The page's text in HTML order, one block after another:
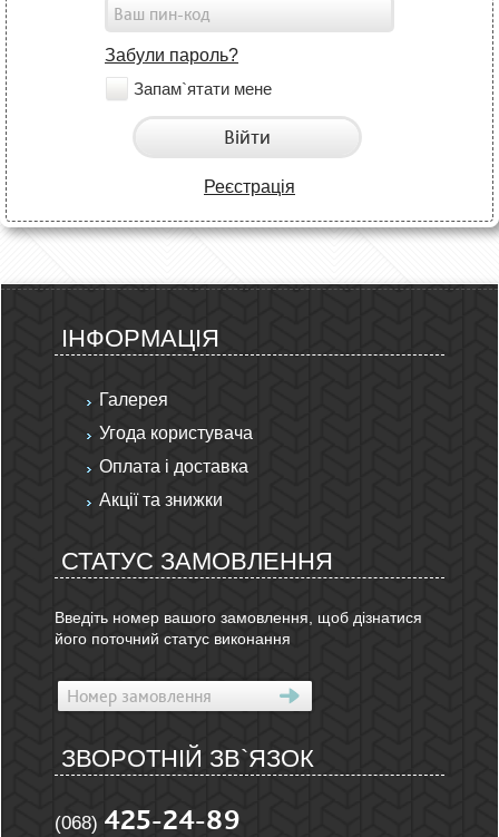
Забули пароль?
Запам`ятати мене
Війти
Реєстрація
ІНФОРМАЦІЯ
Галерея
Угода користувача
Оплата і доставка
Акції та знижки
СТАТУС ЗАМОВЛЕННЯ
Введіть номер вашого замовлення, щоб дізнатися
його поточний статус виконання
ЗВОРОТНІЙ ЗВ`ЯЗОК
(068) 425-24-89